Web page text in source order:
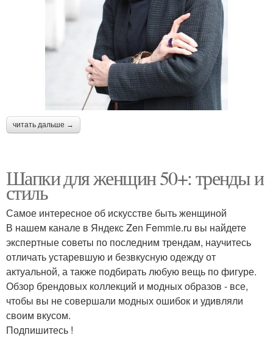
читать дальше →
Шапки для женщин 50+: тренды и
стиль
Самое интересное об искусстве быть женщиной
В нашем канале в Яндекс Zen Femmie.ru вы найдете
экспертные советы по последним трендам, научитесь
отличать устаревшую и безвкусную одежду от
актуальной, а также подбирать любую вещь по фигуре.
Обзор брендовых коллекций и модных образов - все,
чтобы вы не совершали модных ошибок и удивляли
своим вкусом.
Подпишитесь !